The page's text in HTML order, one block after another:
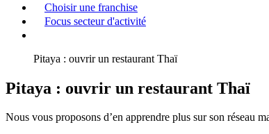
Choisir une franchise
Focus secteur d'activité
Pitaya : ouvrir un restaurant Thaï
Pitaya : ouvrir un restaurant Thaï
Nous vous proposons d’en apprendre plus sur son réseau